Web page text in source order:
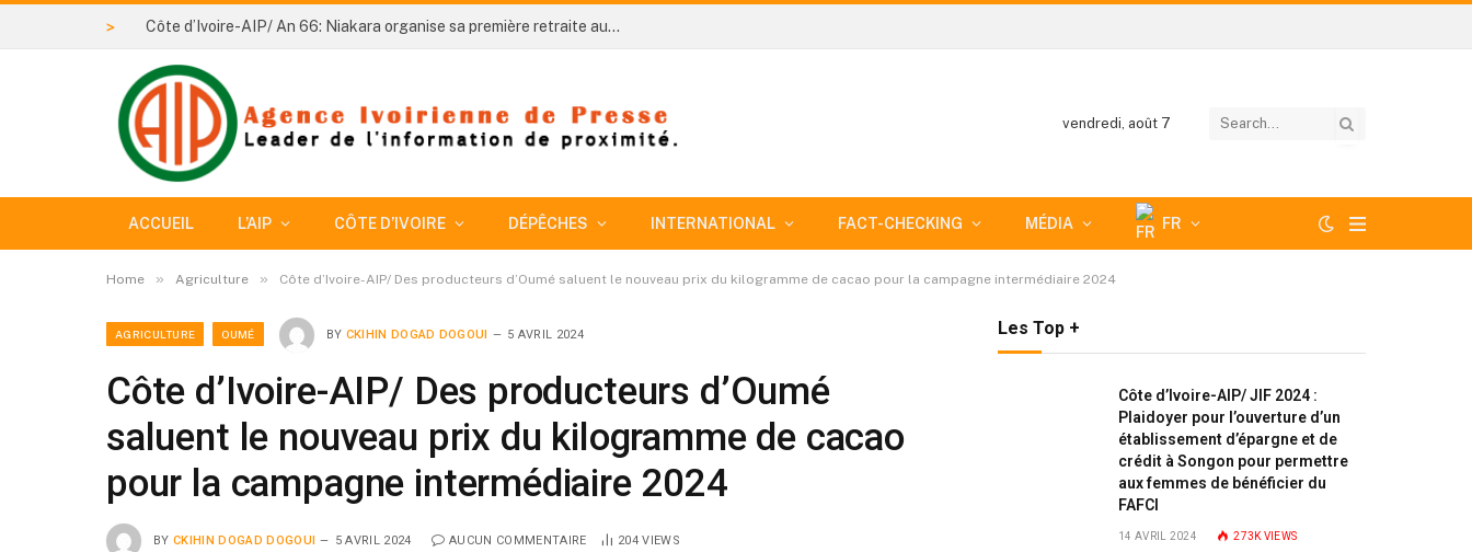
> Côte d’Ivoire-AIP/ An 66: Niakara organise sa première retraite aux flambeaux sous le signe de l’unité nationale
vendredi, août 7
ACCUEIL L’AIP CÔTE D’IVOIRE DÉPÊCHES INTERNATIONAL FACT-CHECKING MÉDIA FR
Home » Agriculture » Côte d’Ivoire-AIP/ Des producteurs d’Oumé saluent le nouveau prix du kilogramme de cacao pour la campagne intermédiaire 2024
AGRICULTURE OUMÉ BY CKIHIN DOGAD DOGOUI 5 AVRIL 2024
Côte d’Ivoire-AIP/ Des producteurs d’Oumé
saluent le nouveau prix du kilogramme de cacao
pour la campagne intermédiaire 2024
BY CKIHIN DOGAD DOGOUI 5 AVRIL 2024 AUCUN COMMENTAIRE 204VIEWS
Les Top +
Côte d’Ivoire-AIP/ JIF 2024 :
Plaidoyer pour l’ouverture d’un
établissement d’épargne et de
crédit à Songon pour permettre
aux femmes de bénéficier du
FAFCI
14 AVRIL 2024 273K VIEWS